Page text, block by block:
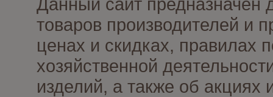
товаров производителей и
ценах и скидках, правилах
хозяйственной
изделий, а также об